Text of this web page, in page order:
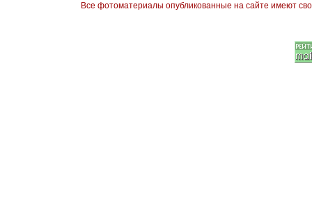
Все фотоматериалы опубликованные на сайте имеют